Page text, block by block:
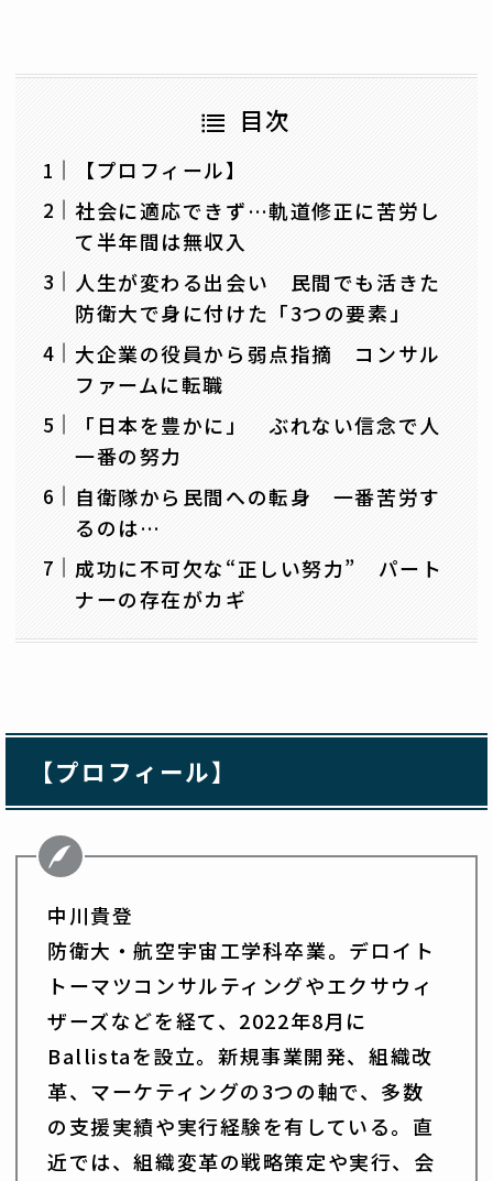
目次
【プロフィール】
社会に適応できず…軌道修正に苦労し
て半年間は無収入
人生が変わる出会い 民間でも活きた
防衛大で身に付けた「3つの要素」
大企業の役員から弱点指摘 コンサル
ファームに転職
「日本を豊かに」 ぶれない信念で人
一番の努力
自衛隊から民間への転身 一番苦労す
るのは…
成功に不可欠な“正しい努力” パート
ナーの存在がカギ
【プロフィール】
中川貴登
防衛大・航空宇宙工学科卒業。デロイト
トーマツコンサルティングやエクサウィ
ザーズなどを経て、2022年8月に
Ballistaを設立。新規事業開発、組織改
革、マーケティングの3つの軸で、多数
の支援実績や実行経験を有している。直
近では、組織変革の戦略策定や実行、会